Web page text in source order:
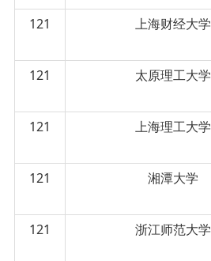
121
上海财经大学
121
太原理工大学
121
上海理工大学
121
湘潭大学
121
浙江师范大学